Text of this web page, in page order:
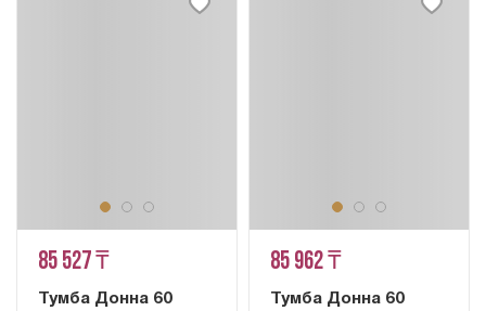
85 527 ₸
Тумба Донна 60
85 962 ₸
Тумба Донна 60